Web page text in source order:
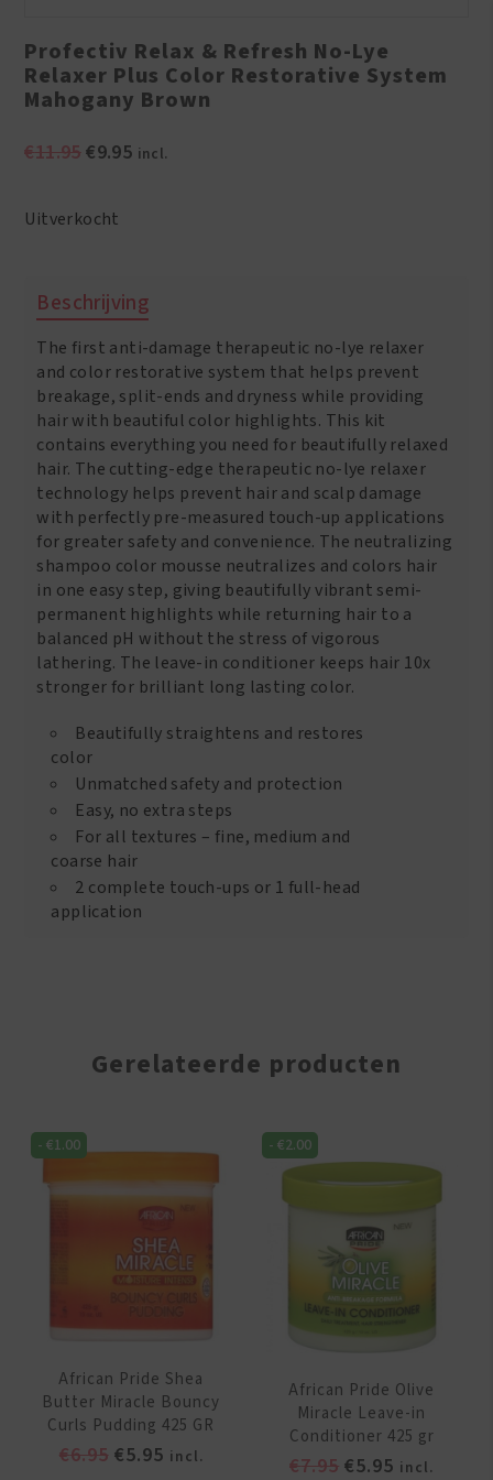
Profectiv Relax & Refresh No-Lye
Relaxer Plus Color Restorative System
Mahogany Brown
€11.95Oorspronkelijke
€11.95.
€9.95Huidige
incl.
Uitverkocht
Beschrijving
The first anti-damage therapeutic no-lye relaxer
and color restorative system that helps prevent
breakage, split-ends and dryness while providing
hair with beautiful color highlights. This kit
contains everything you need for beautifully relaxed
hair. The cutting-edge therapeutic no-lye relaxer
technology helps prevent hair and scalp damage
with perfectly pre-measured touch-up applications
for greater safety and convenience. The neutralizing
shampoo color mousse neutralizes and colors hair
in one easy step, giving beautifully vibrant semi-
permanent highlights while returning hair to a
balanced pH without the stress of vigorous
lathering. The leave-in conditioner keeps hair 10x
stronger for brilliant long lasting color.
Beautifully straightens and restores
color
Unmatched safety and protection
Easy, no extra steps
For all textures – fine, medium and
coarse hair
2 complete touch-ups or 1 full-head
application
Gerelateerde producten
-€1.00
African Pride Shea
Butter Miracle Bouncy
Curls Pudding 425 GR
€6.95 Oorspronkelijke
€5.95Huidige
incl.
-€2.00
African Pride Olive
Miracle Leave-in
Conditioner 425 gr
€7.95 €5.95 Huidige
incl.